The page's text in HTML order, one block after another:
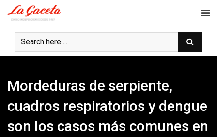
content
Mordeduras de serpiente,
cuadros respiratorios y dengue
son los casos más comunes en